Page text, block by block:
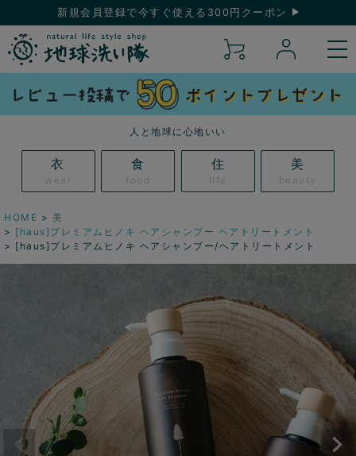
新規会員登録で今すぐ使える300円クーポン
人と地球に心地いい
衣
wear
食
food
住
life
美
beauty
HOME
美
[haus]プレミアムヒノキ ヘアシャンプー ヘアトリートメント
[haus]プレミアムヒノキ ヘアシャンプー/ヘアトリートメント